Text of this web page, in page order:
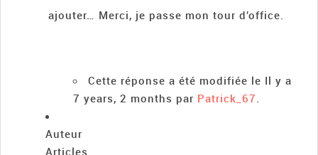
ajouter… Merci, je passe mon tour d’office.
Cette réponse a été modifiée le Il y a
7 years, 2 months par Patrick_67.
Auteur
Articles